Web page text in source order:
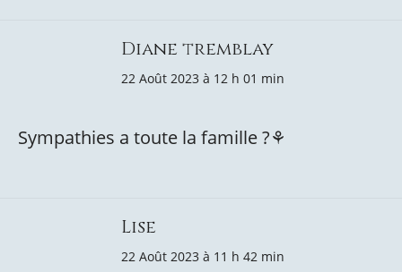
Diane tremblay
22 Août 2023 à 12 h 01 min
Sympathies a toute la famille ?⚘
Lise
22 Août 2023 à 11 h 42 min